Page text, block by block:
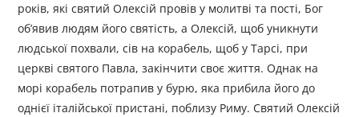
років, які святий Олексій провів у молитві та пості, Бог
об’явив людям його святість, а Олексій, щоб уникнути
людської похвали, сів на корабель, щоб у Тарсі, при
церкві святого Павла, закінчити своє життя. Однак на
морі корабель потрапив у бурю, яка прибила його до
однієї італійської пристані, поблизу Риму. Святий Олексій